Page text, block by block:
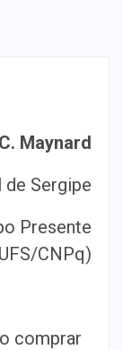
Maynard
de Sergipe
Presente
CNPq)
comprar